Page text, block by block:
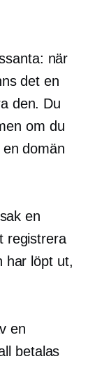
när
det en
den. Du
om du
domän
en
registrera
har löpt ut,
en
betalas